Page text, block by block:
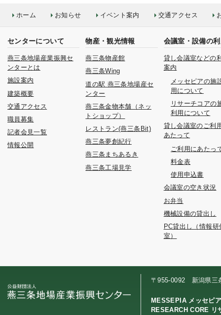
ホーム お知らせ イベント案内 交通アクセス
センターについて
燕三条地場産業振興セ
ンターとは
施設案内
建築概要
交通アクセス
職員募集
記者会見一覧
情報公開
物産・観光情報
燕三条物産館
燕三条Wing
道の駅 燕三条地場産セ
ンター
燕三条金物本舗（ネッ
トショップ）
レストラン(燕三条Bit)
燕三条夢創紀行
燕三条まちあるき
燕三条工場見学
会議室・設備の
貸し会議室などの
案内
メッセピアの施
用について
リサーチコアの
利用について
貸し会議室のご利
あたって
ご利用にあたっ
料金表
使用申込書
会議室の空き状況
お弁当
機械設備の貸出し
PC貸出し（情報研
室）
〒955-0092 新潟県三
MESSEPIA メッセピ
RESEARCH CORE リ